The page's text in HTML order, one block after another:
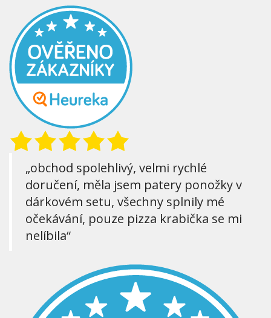
„obchod spolehlivý, velmi rychlé
doručení, měla jsem patery ponožky v
dárkovém setu, všechny splnily mé
očekávání, pouze pizza krabička se mi
nelíbila“